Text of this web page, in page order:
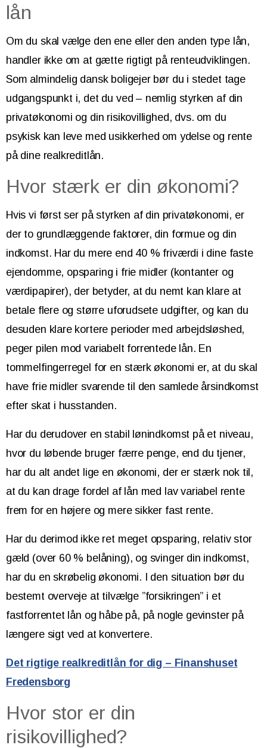
lån
Om du skal vælge den ene eller den anden type lån,
handler ikke om at gætte rigtigt på renteudviklingen.
Som almindelig dansk boligejer bør du i stedet tage
udgangspunkt i, det du ved – nemlig styrken af din
privatøkonomi og din risikovillighed, dvs. om du
psykisk kan leve med usikkerhed om ydelse og rente
på dine realkreditlån.
Hvor stærk er din økonomi?
Hvis vi først ser på styrken af din privatøkonomi, er
der to grundlæggende faktorer, din formue og din
indkomst. Har du mere end 40 % friværdi i dine faste
ejendomme, opsparing i frie midler (kontanter og
værdipapirer), der betyder, at du nemt kan klare at
betale flere og større uforudsete udgifter, og kan du
desuden klare kortere perioder med arbejdsløshed,
peger pilen mod variabelt forrentede lån. En
tommelfingerregel for en stærk økonomi er, at du skal
have frie midler svarende til den samlede årsindkomst
efter skat i husstanden.
Har du derudover en stabil lønindkomst på et niveau,
hvor du løbende bruger færre penge, end du tjener,
har du alt andet lige en økonomi, der er stærk nok til,
at du kan drage fordel af lån med lav variabel rente
frem for en højere og mere sikker fast rente.
Har du derimod ikke ret meget opsparing, relativ stor
gæld (over 60 % belåning), og svinger din indkomst,
har du en skrøbelig økonomi. I den situation bør du
bestemt overveje at tilvælge ”forsikringen” i et
fastforrentet lån og håbe på, på nogle gevinster på
længere sigt ved at konvertere.
Det rigtige realkreditlån for dig – Finanshuset
Fredensborg
Hvor stor er din
risikovillighed?